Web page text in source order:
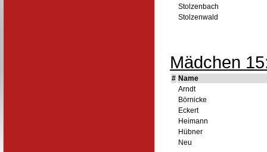
Stolzenbach
Stolzenwald
Mädchen
# Name
Arndt
Börnicke
Eckert
Heimann
Hübner
Neu